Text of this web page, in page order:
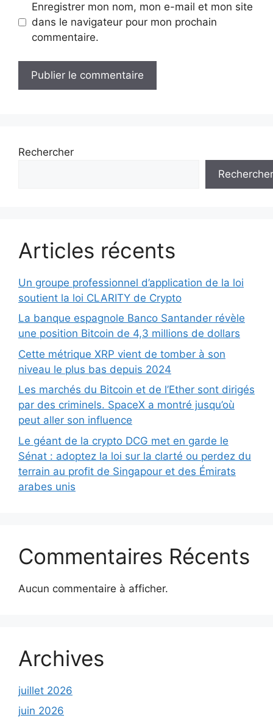
Enregistrer mon nom, mon e-mail et mon site
dans le navigateur pour mon prochain
commentaire.
Rechercher
Rechercher
Articles récents
Un groupe professionnel d’application de la loi
soutient la loi CLARITY de Crypto
La banque espagnole Banco Santander révèle
une position Bitcoin de 4,3 millions de dollars
Cette métrique XRP vient de tomber à son
niveau le plus bas depuis 2024
Les marchés du Bitcoin et de l’Ether sont dirigés
par des criminels. SpaceX a montré jusqu’où
peut aller son influence
Le géant de la crypto DCG met en garde le
Sénat : adoptez la loi sur la clarté ou perdez du
terrain au profit de Singapour et des Émirats
arabes unis
Commentaires Récents
Aucun commentaire à afficher.
Archives
juillet 2026
juin 2026